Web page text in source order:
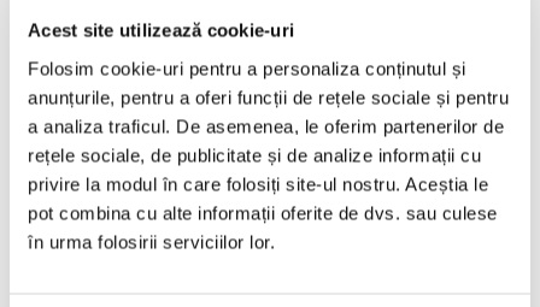
Acest site utilizează cookie-uri
Folosim cookie-uri pentru a personaliza conținutul și
anunțurile, pentru a oferi funcții de rețele sociale și pentru
a analiza traficul. De asemenea, le oferim partenerilor de
rețele sociale, de publicitate și de analize informații cu
privire la modul în care folosiți site-ul nostru. Aceștia le
pot combina cu alte informații oferite de dvs. sau culese
în urma folosirii serviciilor lor.
Pe aceeași temă